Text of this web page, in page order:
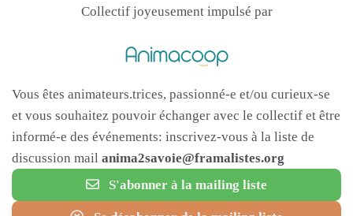
Collectif joyeusement impulsé par
Vous êtes animateurs.trices, passionné-e et/ou curieux-se
et vous souhaitez pouvoir échanger avec le collectif et être
informé-e des événements: inscrivez-vous à la liste de
discussion mail anima2savoie@framalistes.org
S'abonner à la mailing liste